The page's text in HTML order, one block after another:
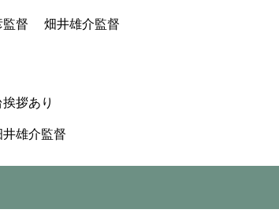
督 畑井雄介監督
拶あり
雄介監督